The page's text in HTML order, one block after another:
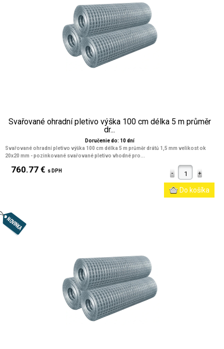
Svařované ohradní pletivo výška 100 cm délka 5 m průměr
dr...
Doručenie do: 10 dní
Svařované ohradní pletivo výška 100 cm délka 5 m průměr drátů 1,5 mm velikost ok
20x20 mm - pozinkované svařované pletivo vhodné pro...
760.77 € s DPH